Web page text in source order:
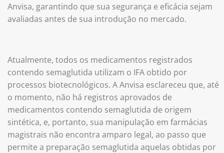
Anvisa, garantindo que sua segurança e eficácia sejam
avaliadas antes de sua introdução no mercado.
Atualmente, todos os medicamentos registrados
contendo semaglutida utilizam o IFA obtido por
processos biotecnológicos. A Anvisa esclareceu que, até
o momento, não há registros aprovados de
medicamentos contendo semaglutida de origem
sintética, e, portanto, sua manipulação em farmácias
magistrais não encontra amparo legal, ao passo que
permite a preparação semaglutida aquelas obtidas por